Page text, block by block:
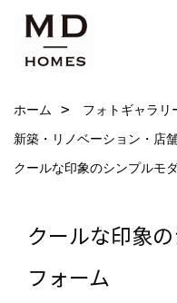
ホーム
フォトギャラリ
新築・リノベーション・店
クールな印象のシンプル
クールな印象
フォーム